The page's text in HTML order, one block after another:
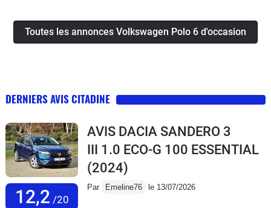
Toutes les annonces Volkswagen Polo 6 d'occasion
DERNIERS AVIS CITADINE
12,2 /20
AVIS DACIA SANDERO 3
III 1.0 ECO-G 100 ESSENTIAL
(2024)
Par Emeline76 le 13/07/2026